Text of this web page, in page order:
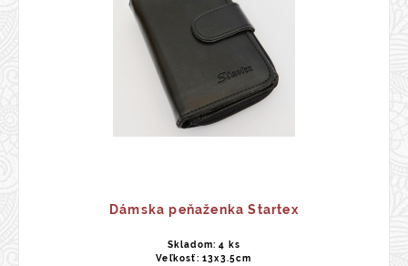
Dámska peňaženka Startex
Skladom: 4 ks
Veľkosť: 13x3.5cm